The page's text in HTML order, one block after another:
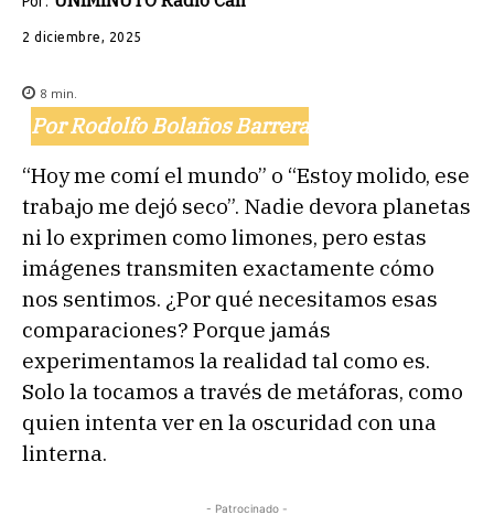
2 diciembre, 2025
8 min.
Por Rodolfo Bolaños Barrera
“Hoy me comí el mundo” o “Estoy molido, ese
trabajo me dejó seco”. Nadie devora planetas
ni lo exprimen como limones, pero estas
imágenes transmiten exactamente cómo
nos sentimos. ¿Por qué necesitamos esas
comparaciones? Porque jamás
experimentamos la realidad tal como es.
Solo la tocamos a través de metáforas, como
quien intenta ver en la oscuridad con una
linterna.
- Patrocinado -